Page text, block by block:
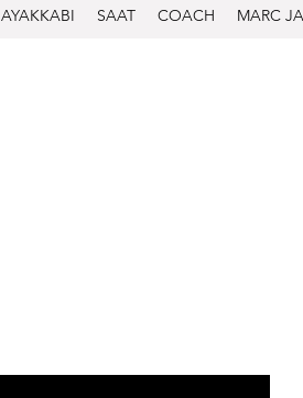
AYAKKABI SAAT COACH MARC